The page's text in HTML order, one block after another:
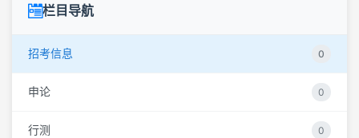
栏目导航
招考信息 0
申论 0
行测 0